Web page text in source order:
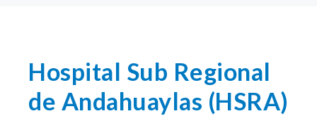
Hospital Sub Regional
de Andahuaylas (HSRA)